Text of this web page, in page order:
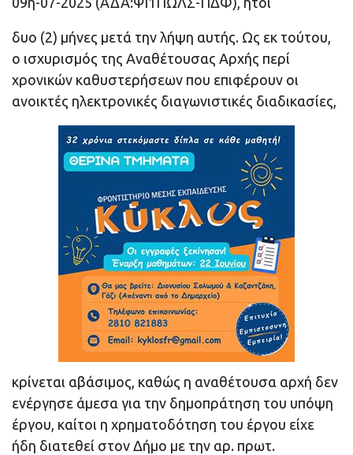
δυο (2) μήνες μετά την λήψη αυτής. Ως εκ τούτου,
ο ισχυρισμός της Αναθέτουσας Αρχής περί
χρονικών καθυστερήσεων που επιφέρουν οι
ανοικτές ηλεκτρονικές διαγωνιστικές διαδικασίες,
κρίνεται αβάσιμος, καθώς η αναθέτουσα αρχή δεν
ενέργησε άμεσα για την δημοπράτηση του υπόψη
έργου, καίτοι η χρηματοδότηση του έργου είχε
ήδη διατεθεί στον Δήμο με την αρ. πρωτ.